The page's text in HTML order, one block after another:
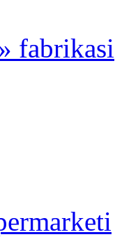
fabrikasi